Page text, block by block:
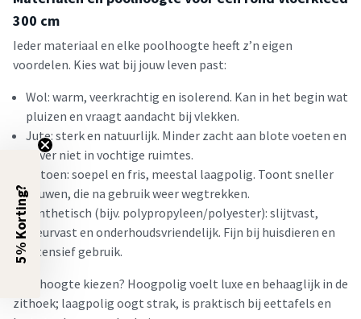
300 cm
Ieder materiaal en elke poolhoogte heeft z’n eigen
voordelen. Kies wat bij jouw leven past:
Wol: warm, veerkrachtig en isolerend. Kan in het begin wat
pluizen en vraagt aandacht bij vlekken.
Jute: sterk en natuurlijk. Minder zacht aan blote voeten en
liever niet in vochtige ruimtes.
Katoen: soepel en fris, meestal laagpolig. Toont sneller
vouwen, die na gebruik weer wegtrekken.
Synthetisch (bijv. polypropyleen/polyester): slijtvast,
kleurvast en onderhoudsvriendelijk. Fijn bij huisdieren en
intensief gebruik.
Poolhoogte kiezen? Hoogpolig voelt luxe en behaaglijk in de
zithoek; laagpolig oogt strak, is praktisch bij eettafels en
5% Korting?